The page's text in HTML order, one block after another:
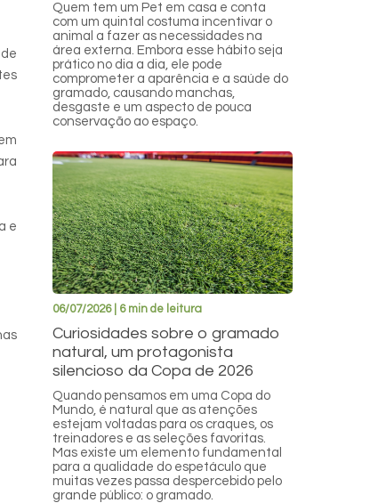
e
Quem tem um Pet em casa e conta
com um quintal costuma incentivar o
animal a fazer as necessidades na
área externa. Embora esse hábito seja
prático no dia a dia, ele pode
comprometer a aparência e a saúde do
gramado, causando manchas,
desgaste e um aspecto de pouca
conservação ao espaço.
06/07/2026 | 6 min de leitura
Curiosidades sobre o gramado
natural, um protagonista
silencioso da Copa de 2026
Quando pensamos em uma Copa do
Mundo, é natural que as atenções
estejam voltadas para os craques, os
treinadores e as seleções favoritas.
Mas existe um elemento fundamental
para a qualidade do espetáculo que
muitas vezes passa despercebido pelo
grande público: o gramado.